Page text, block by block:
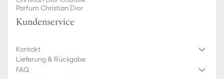
Parfum Christian Dior
Kundenservice​
Kontakt
Lieferung & Rückgabe
FAQ